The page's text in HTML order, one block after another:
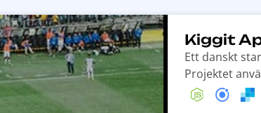
Kiggit
Ett danskt
Projektet